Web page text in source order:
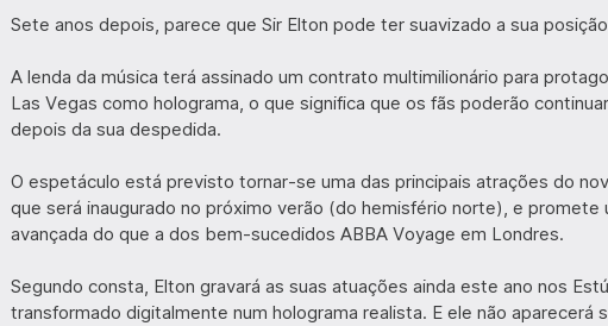
Sete anos depois, parece que Sir Elton pode ter suavizado a sua
A lenda da música terá assinado um contrato multimilionário para
Las Vegas como holograma, o que significa que os fãs poderão
depois da sua despedida.
O espetáculo está previsto tornar-se uma das principais atrações do
que será inaugurado no próximo verão (do hemisfério norte), e promete
avançada do que a dos bem-sucedidos ABBA Voyage em Londres.
Segundo consta, Elton gravará as suas atuações ainda este ano nos
transformado digitalmente num holograma realista. E ele não aparecerá